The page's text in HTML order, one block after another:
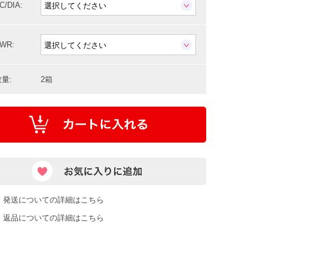
DIA:
量: 2箱
発送についての詳細はこちら
返品についての詳細はこちら